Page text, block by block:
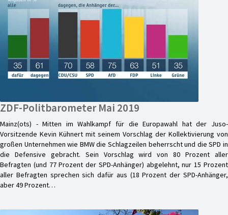
ZDF-Politbarometer Mai 2019
Mainz(ots) - Mitten im Wahlkampf für die Europawahl hat der Juso-
Vorsitzende Kevin Kühnert mit seinem Vorschlag der Kollektivierung von
großen Unternehmen wie BMW die Schlagzeilen beherrscht und die SPD in
die Defensive gebracht. Sein Vorschlag wird von 80 Prozent aller
Befragten (und 77 Prozent der SPD-Anhänger) abgelehnt, nur 15 Prozent
aller Befragten sprechen sich dafür aus (18 Prozent der SPD-Anhänger,
aber 49 Prozent…